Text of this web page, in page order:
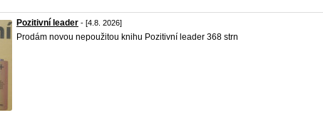
Pozitivní leader - [4.8. 2026]
Prodám novou nepoužitou knihu Pozitivní leader 368 strn